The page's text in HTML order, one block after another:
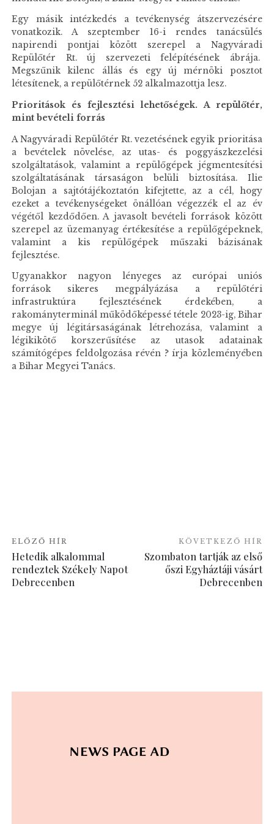
Egy másik intézkedés a tevékenység átszervezésére
vonatkozik. A szeptember 16-i rendes tanácsülés
napirendi pontjai között szerepel a Nagyváradi
Repülőtér Rt. új szervezeti felépítésének ábrája.
Megszűnik kilenc állás és egy új mérnöki posztot
létesítenek, a repülőtérnek 52 alkalmazottja lesz.
Prioritások és fejlesztési lehetőségek. A repülőtér,
mint bevételi forrás
A Nagyváradi Repülőtér Rt. vezetésének egyik prioritása
a bevételek növelése, az utas- és poggyászkezelési
szolgáltatások, valamint a repülőgépek jégmentesítési
szolgáltatásának társaságon belüli biztosítása. Ilie
Bolojan a sajtótájékoztatón kifejtette, az a cél, hogy
ezeket a tevékenységeket önállóan végezzék el az év
végétől kezdődően. A javasolt bevételi források között
szerepel az üzemanyag értékesítése a repülőgépeknek,
valamint a kis repülőgépek műszaki bázisának
fejlesztése.
Ugyanakkor nagyon lényeges az európai uniós
források sikeres megpályázása a repülőtéri
infrastruktúra fejlesztésének érdekében, a
rakományterminál működőképessé tétele 2023-ig, Bihar
megye új légitársaságának létrehozása, valamint a
légikikötő korszerűsítése az utasok adatainak
számítógépes feldolgozása révén ? írja közleményében
a Bihar Megyei Tanács.
ELŐZŐ HÍR
Hetedik alkalommal
rendeztek Székely Napot
Debrecenben
KÖVETKEZŐ HÍR
Szombaton tartják az első
őszi Egyháztáji vásárt
Debrecenben